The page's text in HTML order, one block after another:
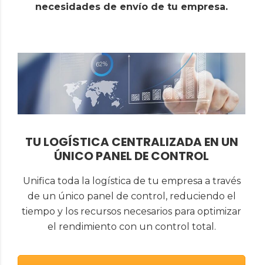
necesidades de envío de tu empresa.
TU LOGÍSTICA CENTRALIZADA EN UN
ÚNICO PANEL DE CONTROL
Unifica toda la logística de tu empresa a través
de un único panel de control, reduciendo el
tiempo y los recursos necesarios para optimizar
el rendimiento con un control total.